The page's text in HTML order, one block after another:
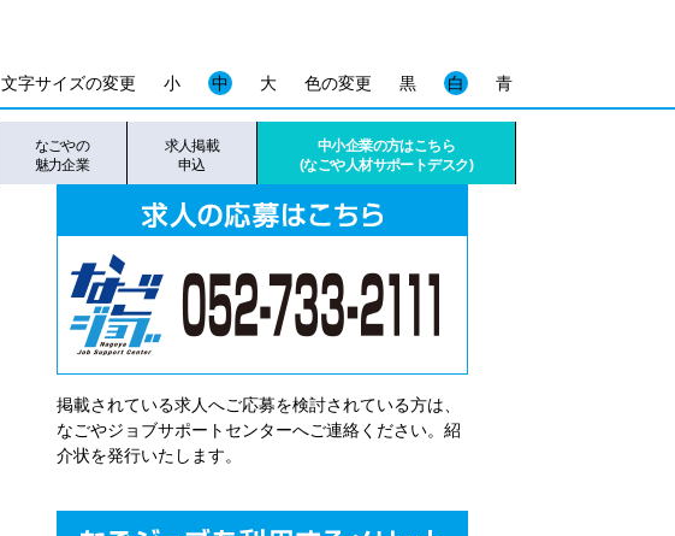
色の変更 黒 白 青
文字サイズの変更 小 中 大
なごやの
魅力企業
求人掲載
申込
中小企業の方はこちら
(なごや人材サポートデスク)
掲載されている求人へご応募を検討されている方は、
なごやジョブサポートセンターへご連絡ください。紹
介状を発行いたします。